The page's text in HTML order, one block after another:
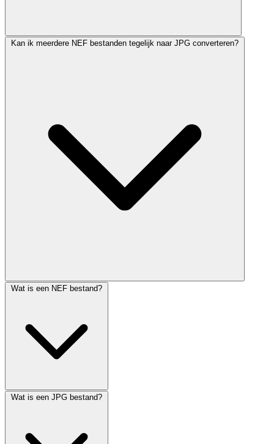
Kan ik meerdere NEF bestanden tegelijk naar JPG converteren?
Wat is een NEF bestand?
Wat is een JPG bestand?